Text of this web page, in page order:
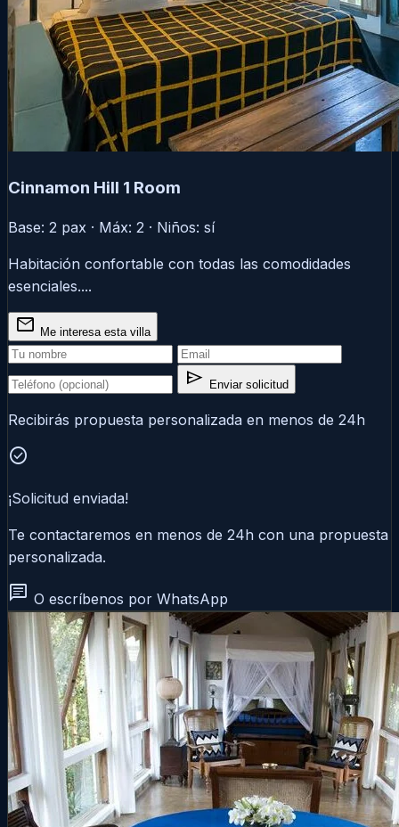
Cinnamon Hill 1 Room
Base: 2 pax · Máx: 2 · Niños: sí
Habitación confortable con todas las comodidades
esenciales....
mail Me interesa esta villa
send Enviar solicitud
Recibirás propuesta personalizada en menos de 24h
check_circle
¡Solicitud enviada!
Te contactaremos en menos de 24h con una propuesta
personalizada.
chat O escríbenos por WhatsApp